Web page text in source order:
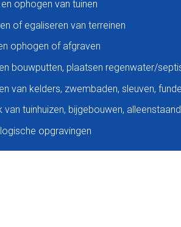
ophogen van tuinen
of egaliseren van terreinen
ophogen of afgraven
bouwputten, plaatsen regenwater/
van kelders, zwembaden, sleuven,
van tuinhuizen, bijgebouwen,
opgravingen